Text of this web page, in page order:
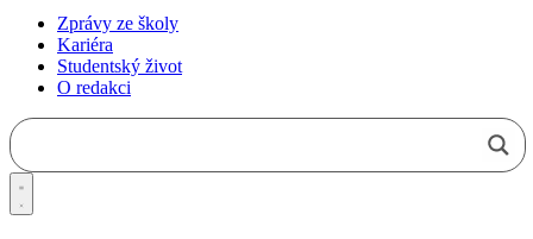
Zprávy ze školy
Kariéra
Studentský život
O redakci